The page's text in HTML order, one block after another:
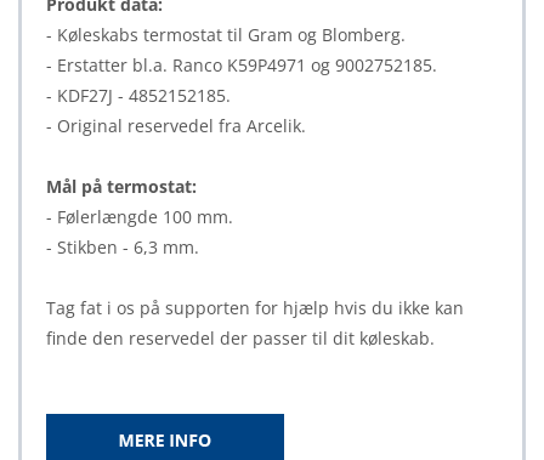
Produkt data:
- Køleskabs termostat til Gram og Blomberg.
- Erstatter bl.a. Ranco K59P4971 og 9002752185.
- KDF27J - 4852152185.
- Original reservedel fra Arcelik.
Mål på termostat:
- Følerlængde 100 mm.
- Stikben - 6,3 mm.
Tag fat i os på supporten for hjælp hvis du ikke kan
finde den reservedel der passer til dit køleskab.